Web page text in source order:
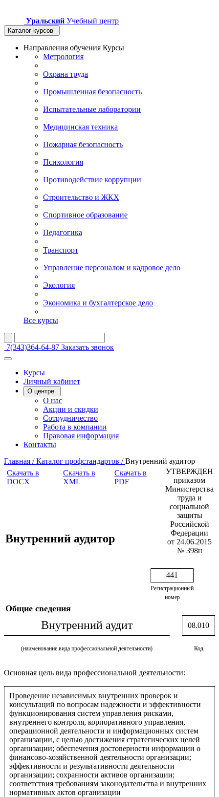
Уральский Учебный центр
Каталог курсов
Направления обучения Курсы
Метрология
Охрана труда
Промышленная безопасность
Испытательные лаборатории
Медицинская техника
Пожарная безопасность
Психология
Противодействие коррупции
Строительство и ЖКХ
Спортивное образование
Педагогика
Транспорт
Управление персоналом и кадровое дело
Экология
Экономика и бухгалтерское дело
Все курсы
7(343)364-64-87 Заказать звонок
Курсы
Личный кабинет
О центре
О нас
Акции и скидки
Сотрудничество
Работа в компании
Правовая информация
Контакты
Главная /Каталог профстандартов /Внутренний аудитор
Скачать в
DOCX
Скачать в
XML
Скачать в
PDF
УТВЕРЖДЕН
приказом
Министерства
труда и
социальной
защиты
Российской
Федерации
от 24.06.2015
№ 398н
Внутренний аудитор
441
Регистрационный
номер
Общие сведения
Внутренний аудит 08.010
(наименование вида профессиональной деятельности) Код
Основная цель вида профессиональной деятельности:
Проведение независимых внутренних проверок и
консультаций по вопросам надежности и эффективности
функционирования систем управления рисками,
внутреннего контроля, корпоративного управления,
операционной деятельности и информационных систем
организации, с целью достижения стратегических целей
организации; обеспечения достоверности информации о
финансово-хозяйственной деятельности организации;
эффективности и результативности деятельности
организации; сохранности активов организации;
соответствия требованиям законодательства и внутренних
нормативных актов организации